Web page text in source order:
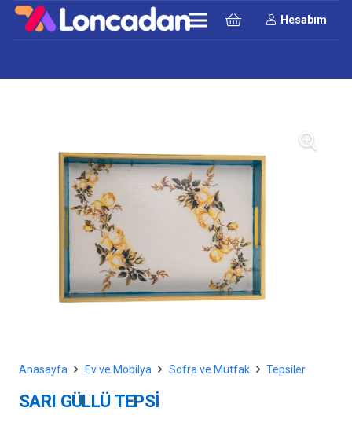
Hesabım
Anasayfa Ev ve Mobilya Sofra ve Mutfak Tepsiler
SARI GÜLLÜ TEPSİ